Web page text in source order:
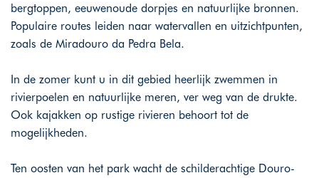
bergtoppen, eeuwenoude dorpjes en natuurlijke bronnen.
Populaire routes leiden naar watervallen en uitzichtpunten,
zoals de Miradouro da Pedra Bela.
In de zomer kunt u in dit gebied heerlijk zwemmen in
rivierpoelen en natuurlijke meren, ver weg van de drukte.
Ook kajakken op rustige rivieren behoort tot de
mogelijkheden.
Ten oosten van het park wacht de schilderachtige Douro-